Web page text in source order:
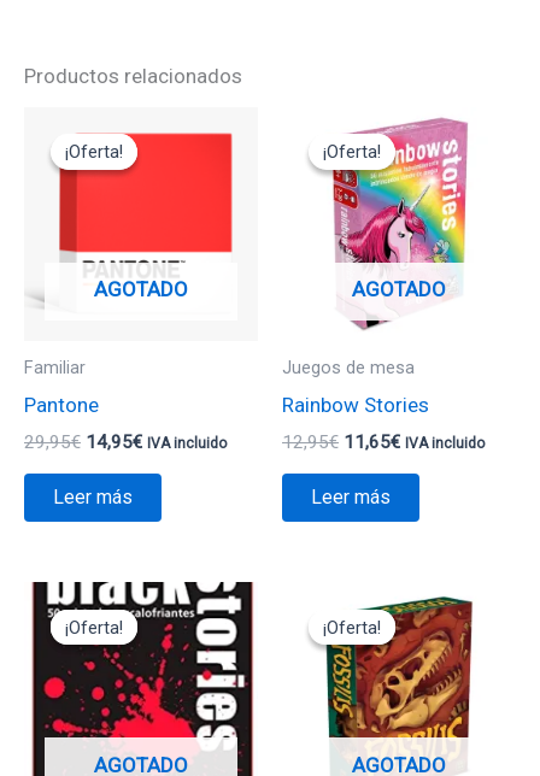
Productos relacionados
¡Oferta!
AGOTADO
¡Oferta!
Familiar
Pantone
29,95€
precio
original
14,95€
precio
IVA incluido
Leer más
¡Oferta!
AGOTADO
¡Oferta!
Juegos de mesa
Rainbow Stories
12,95€
precio
original
era:
12,95€.
11,65€
El
precio
actual
es:
11,65€.
IVA incluido
Leer más
¡Oferta!
AGOTADO
¡Oferta!
El
precio
original
era:
12,95€.
El
precio
actual
es:
11,65€.
¡Oferta!
AGOTADO
¡Oferta!
precio
original
era:
44,95€.
precio
actual
es:
22,45€.